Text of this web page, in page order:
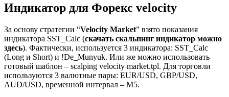
Индикатор для Форекс velocity
За основу стратегии “Velocity Market” взято показания
индикатора SST_Calc (скачать скальпинг индикатор можно
здесь). Фактически, используется 3 индикатора: SST_Calc
(Long и Short) и !De_Munyuk. Или же можно использовать
готовый шаблон – scalping velocity market.tpl. Для торговли
используются 3 валютные пары: EUR/USD, GBP/USD,
AUD/USD, временной интервал – М5.